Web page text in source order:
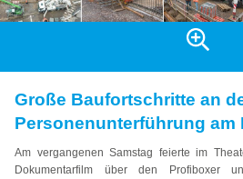
Große Baufortschritte an
Personenunterführung am
Am vergangenen Samstag feierte im
Dokumentarfilm über den Profiboxer